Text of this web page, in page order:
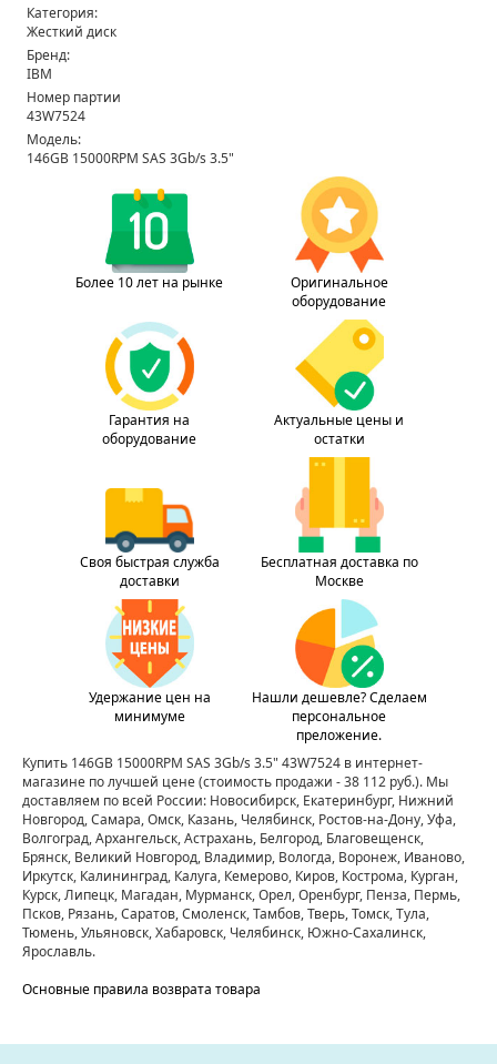
Категория:
Жесткий диск
Бренд:
IBM
Номер партии
43W7524
Модель:
146GB 15000RPM SAS 3Gb/s 3.5"
Более 10 лет на рынке
Оригинальное
оборудование
Гарантия на
оборудование
Актуальные цены и
остатки
Своя быстрая служба
доставки
Бесплатная доставка по
Москве
Удержание цен на
минимуме
Нашли дешевле? Сделаем
персональное
преложение.
Купить 146GB 15000RPM SAS 3Gb/s 3.5" 43W7524 в интернет-
магазине по лучшей цене(стоимость продажи - 38 112 руб.). Мы
доставляем по всей России: Новосибирск, Екатеринбург, Нижний
Новгород, Самара, Омск, Казань, Челябинск, Ростов-на-Дону, Уфа,
Волгоград, Архангельск, Астрахань, Белгород, Благовещенск,
Брянск, Великий Новгород, Владимир, Вологда, Воронеж, Иваново,
Иркутск, Калининград, Калуга, Кемерово, Киров, Кострома, Курган,
Курск, Липецк, Магадан, Мурманск, Орел, Оренбург, Пенза, Пермь,
Псков, Рязань, Саратов, Смоленск, Тамбов, Тверь, Томск, Тула,
Тюмень, Ульяновск, Хабаровск, Челябинск, Южно-Сахалинск,
Ярославль.
Основные правила возврата товара